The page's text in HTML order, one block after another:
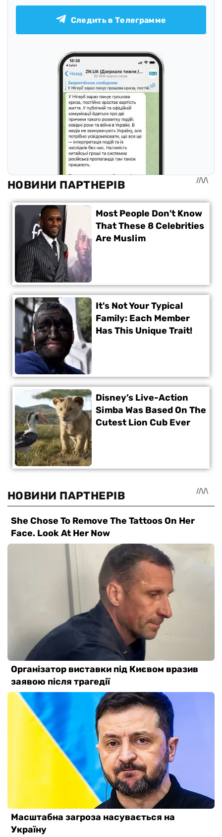
Следить в Телеграмме